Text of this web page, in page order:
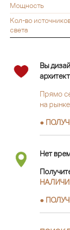
Мощность
Кол-во
света
Вы
Прямо
на
●
Нет
●